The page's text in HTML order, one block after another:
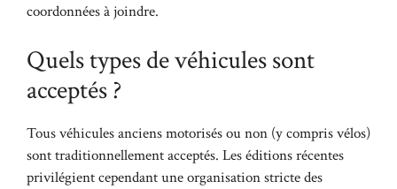
coordonnées à joindre.
Quels types de véhicules sont
acceptés ?
Tous véhicules anciens motorisés ou non (y compris vélos)
sont traditionnellement acceptés. Les éditions récentes
privilégient cependant une organisation stricte des